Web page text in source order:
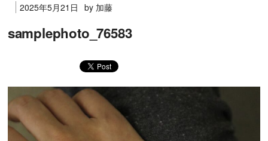
2025年5月21日 by 加藤
samplephoto_76583